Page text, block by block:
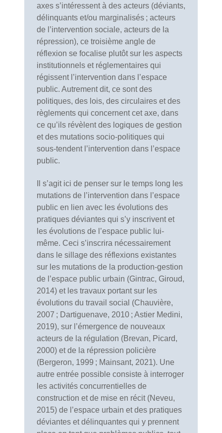
axes s’intéressent à des acteurs (déviants,
délinquants et/ou marginalisés ; acteurs
de l’intervention sociale, acteurs de la
répression), ce troisième angle de
réflexion se focalise plutôt sur les aspects
institutionnels et réglementaires qui
régissent l’intervention dans l’espace
public. Autrement dit, ce sont des
politiques, des lois, des circulaires et des
règlements qui concernent cet axe, dans
ce qu’ils révèlent des logiques de gestion
et des mutations socio-politiques qui
sous-tendent l’intervention dans l’espace
public.
Il s’agit ici de penser sur le temps long les
mutations de l’intervention dans l’espace
public en lien avec les évolutions des
pratiques déviantes qui s’y inscrivent et
les évolutions de l’espace public lui-
même. Ceci s’inscrira nécessairement
dans le sillage des réflexions existantes
sur les mutations de la production-gestion
de l’espace public urbain (Gintrac, Giroud,
2014) et les travaux portant sur les
évolutions du travail social (Chauvière,
2007 ; Dartiguenave, 2010 ; Astier Medini,
2019), sur l’émergence de nouveaux
acteurs de la régulation (Brevan, Picard,
2000) et de la répression policière
(Bergeron, 1999 ; Mainsant, 2021). Une
autre entrée possible consiste à interroger
les activités concurrentielles de
construction et de mise en récit (Neveu,
2015) de l’espace urbain et des pratiques
déviantes et délinquantes qui y prennent